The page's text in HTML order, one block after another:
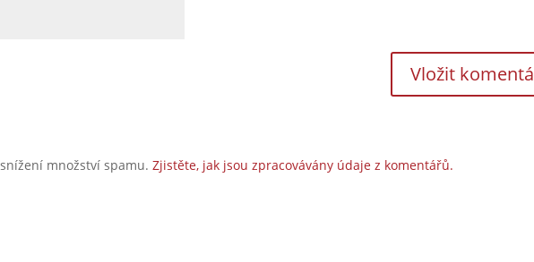
množství spamu.Zjistěte, jak jsou zpracovávány údaje z komentářů.